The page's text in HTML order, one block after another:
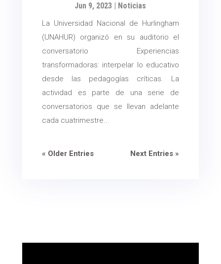
Jun 9, 2023 | Noticias
La Universidad Nacional de Hurlingham
(UNAHUR) organizó en su auditorio el
conversatorio Experiencias
transformadoras: interpelar lo educativo
desde las pedagogías críticas. La
actividad es parte de una serie de
conversatorios que se llevan adelante
cada cuatrimestre...
« Older Entries Next Entries »